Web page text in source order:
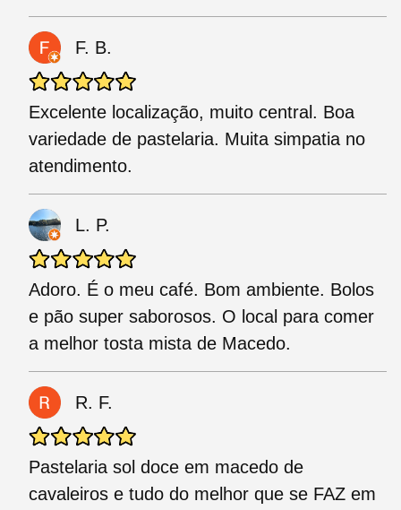
F. B.
Excelente localização, muito central. Boa
variedade de pastelaria. Muita simpatia no
atendimento.
L. P.
Adoro. É o meu café. Bom ambiente. Bolos
e pão super saborosos. O local para comer
a melhor tosta mista de Macedo.
R. F.
Pastelaria sol doce em macedo de
cavaleiros e tudo do melhor que se FAZ em